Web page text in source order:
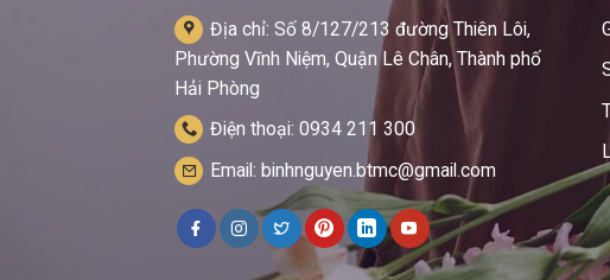
Địa chỉ: Số 8/127/213 đường Thiên Lôi,
Phường Vĩnh Niệm, Quận Lê Chân, Thành phố
Hải Phòng
Điện thoại: 0934 211 300
Email: binhnguyen.btmc@gmail.com